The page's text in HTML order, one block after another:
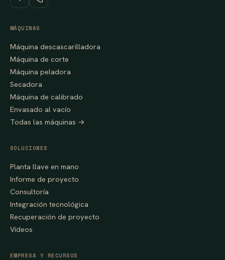
MÁQUINAS
Máquina descascarilladora
Máquina de corte
Máquina peladora
Secadora
Máquina de calibrado
Envasado al vacío
Todas las máquinas →
SOLUCIONES
Planta llave en mano
Informe de proyecto
Consultoría
Integración tecnológica
Recuperación de proyecto
Vídeos
EMPRESA Y RECURSOS